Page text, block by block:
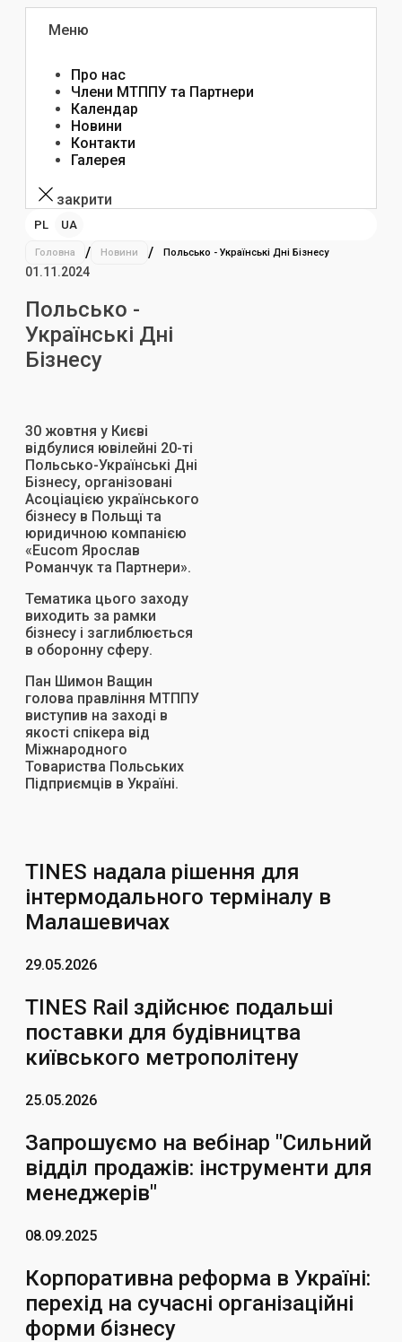
Меню
Про нас
Члени МТППУ та Партнери
Календар
Новини
Контакти
Галерея
закрити
PL UA
Головна / Новини / Польсько - Українські Дні Бізнесу
01.11.2024
Польсько -
Українські Дні
Бізнесу
30 жовтня у Києві
відбулися ювілейні 20-ті
Польсько-Українські Дні
Бізнесу, організовані
Асоціацією українського
бізнесу в Польщі та
юридичною компанією
«Eucom Ярослав
Романчук та Партнери».
Тематика цього заходу
виходить за рамки
бізнесу і заглиблюється
в оборонну сферу.
Пан Шимон Ващин
голова правління МТППУ
виступив на заході в
якості спікера від
Міжнародного
Товариства Польських
Підприємців в Україні.
TINES надала рішення для
інтермодального терміналу в
Малашевичах
29.05.2026
TINES Rail здійснює подальші
поставки для будівництва
київського метрополітену
25.05.2026
Запрошуємо на вебінар "Сильний
відділ продажів: інструменти для
менеджерів"
08.09.2025
Корпоративна реформа в Україні:
перехід на сучасні організаційні
форми бізнесу